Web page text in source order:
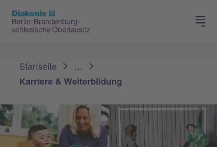
Presse
Startseite
…
Karriere & Weiterbildung